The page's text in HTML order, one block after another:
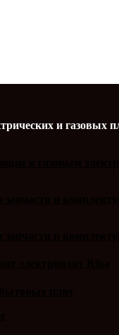
и газовых